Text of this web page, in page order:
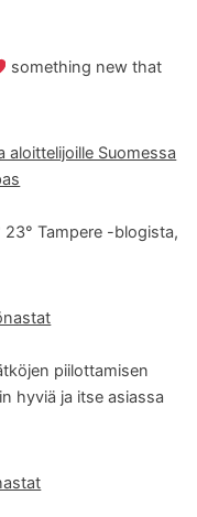
something new that
aloittelijoille Suomessa
Tampere -blogista,
piilottamisen
hyviä ja itse asiassa